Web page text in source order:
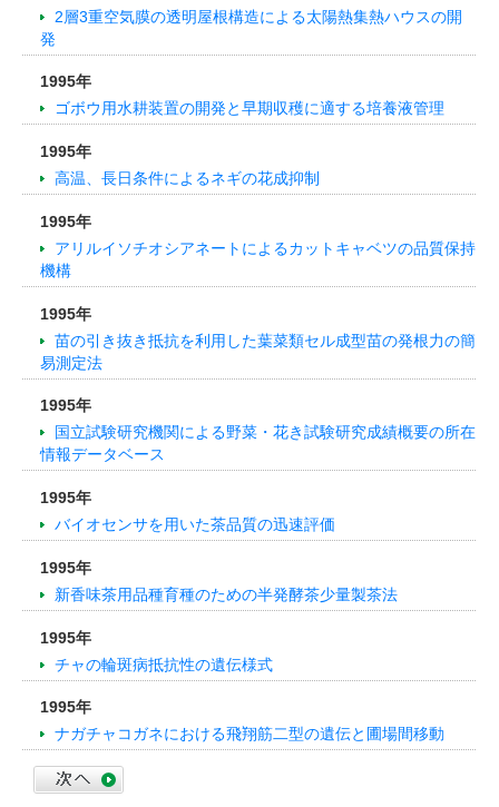
2層3重空気膜の透明屋根構造による太陽熱集熱ハウスの開
発
1995年
ゴボウ用水耕装置の開発と早期収穫に適する培養液管理
1995年
高温、長日条件によるネギの花成抑制
1995年
アリルイソチオシアネートによるカットキャベツの品質保持
機構
1995年
苗の引き抜き抵抗を利用した葉菜類セル成型苗の発根力の簡
易測定法
1995年
国立試験研究機関による野菜・花き試験研究成績概要の所在
情報データベース
1995年
バイオセンサを用いた茶品質の迅速評価
1995年
新香味茶用品種育種のための半発酵茶少量製茶法
1995年
チャの輪斑病抵抗性の遺伝様式
1995年
ナガチャコガネにおける飛翔筋二型の遺伝と圃場間移動